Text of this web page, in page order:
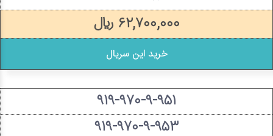
۶۲,۷۰۰,۰۰۰ ریال
خرید این سریال
۹۱۹-۹۷۰-۹-۹۵۱
۹۱۹-۹۷۰-۹-۹۵۳